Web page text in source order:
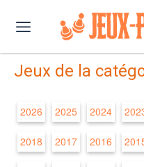
Jeux de la
2026 2025 2024
2018 2017 2016